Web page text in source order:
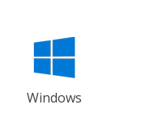
Windows